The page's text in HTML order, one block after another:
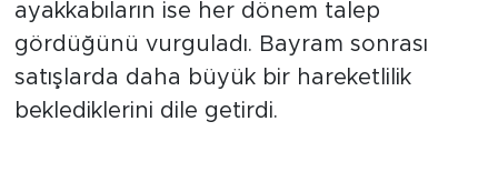
Platformlu modellerin tercih edildiğini, spor
ayakkabıların ise her dönem talep
gördüğünü vurguladı. Bayram sonrası
satışlarda daha büyük bir hareketlilik